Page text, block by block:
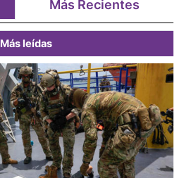
Más Recientes
Más leídas